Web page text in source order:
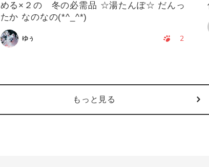
める×２の 冬の必需品 ☆湯たんぽ☆ だんっ
たか なのなの(*^_^*)
ゆぅ 2
もっと見る